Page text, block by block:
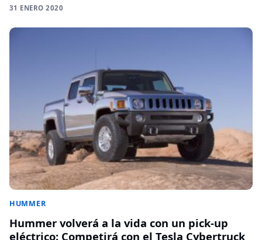
31 ENERO 2020
HUMMER
Hummer volverá a la vida con un pick-up
eléctrico: Competirá con el Tesla Cybertruck